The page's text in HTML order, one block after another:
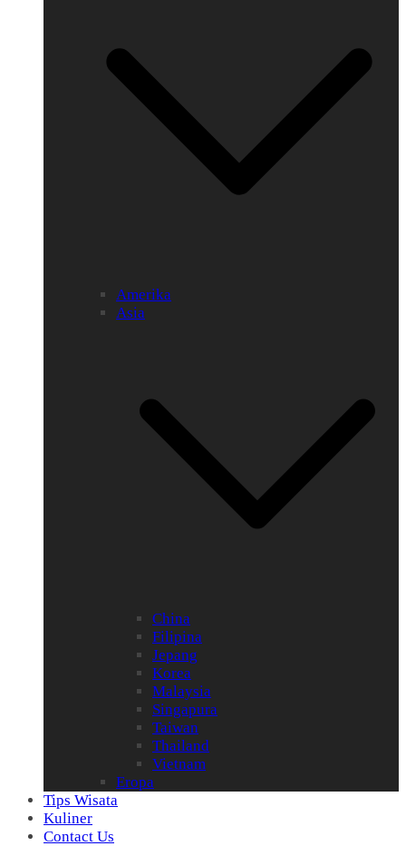
Amerika
Asia
China
Filipina
Jepang
Korea
Malaysia
Singapura
Taiwan
Thailand
Vietnam
Eropa
Tips Wisata
Kuliner
Contact Us